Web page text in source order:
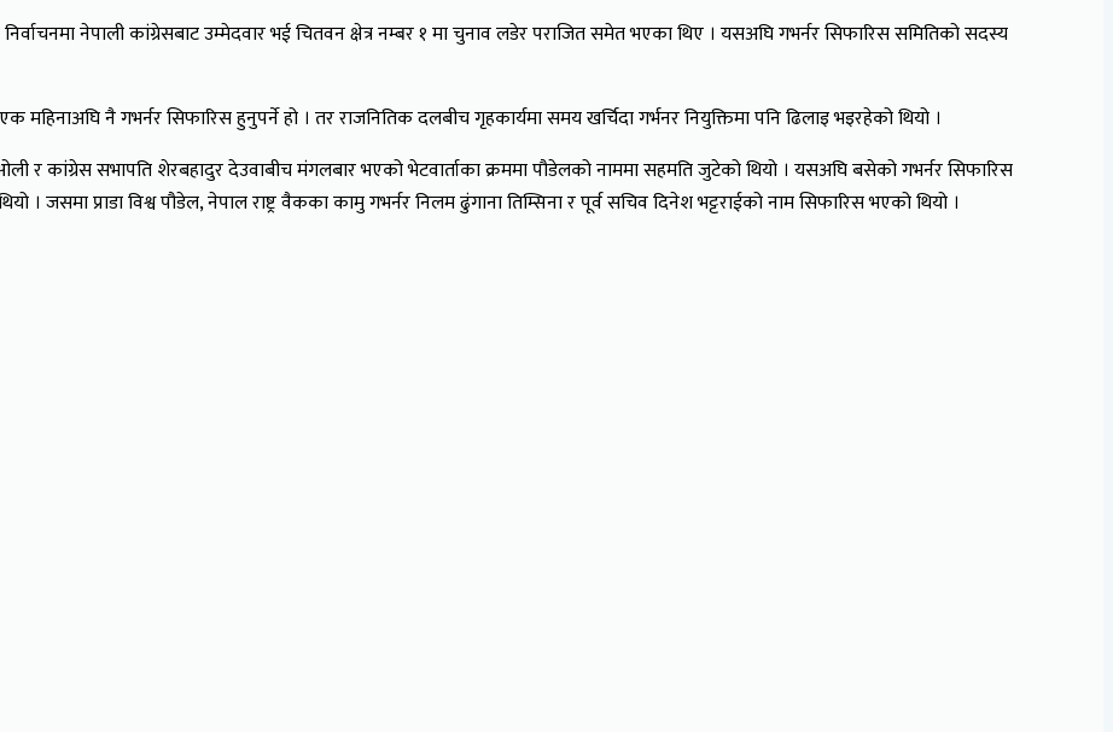
नेपाली कांग्रेसबाट उम्मेदवार भई चितवन क्षेत्र नम्बर १ मा चुनाव लडेर पराजित समेत भएका थिए । यसअघि गभर्नर सिफारिस समितिको सदस्य
नै गभर्नर सिफारिस हुनुपर्ने हो । तर राजनितिक दलबीच गृहकार्यमा समय खर्चिदा गर्भनर नियुक्तिमा पनि ढिलाइ भइरहेको थियो ।
ओली र कांग्रेस सभापति शेरबहादुर देउवाबीच मंगलबार भएको भेटवार्ताका क्रममा पौडेलको नाममा सहमति जुटेको थियो । यसअघि बसेको गभर्नर सिफारिस
जसमा प्राडा विश्व पौडेल, नेपाल राष्ट्र वैकका कामु गभर्नर निलम ढुंगाना तिम्सिना र पूर्व सचिव दिनेश भट्टराईको नाम सिफारिस भएको थियो ।